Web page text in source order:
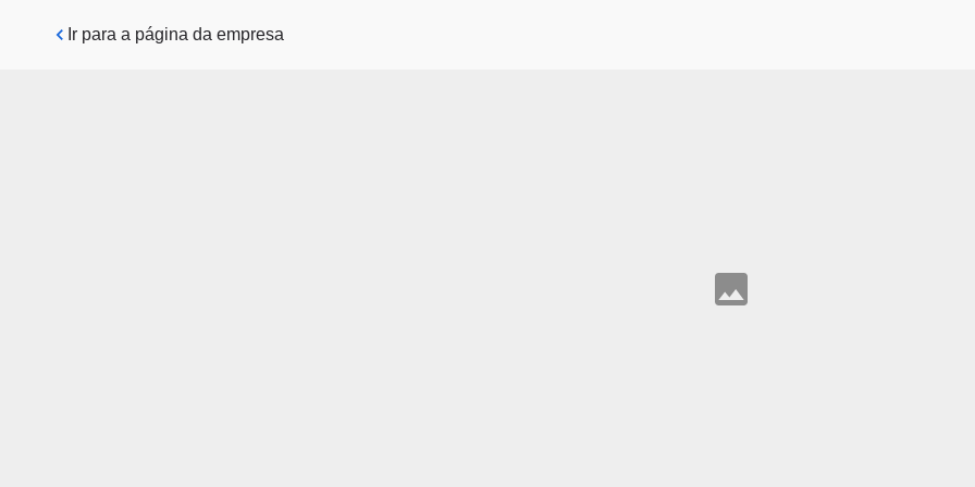
Pular para o conteúdo principal
Ir para a página da empresa